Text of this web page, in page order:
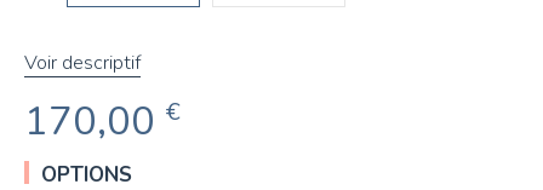
Voir descriptif
170,00 €
OPTIONS